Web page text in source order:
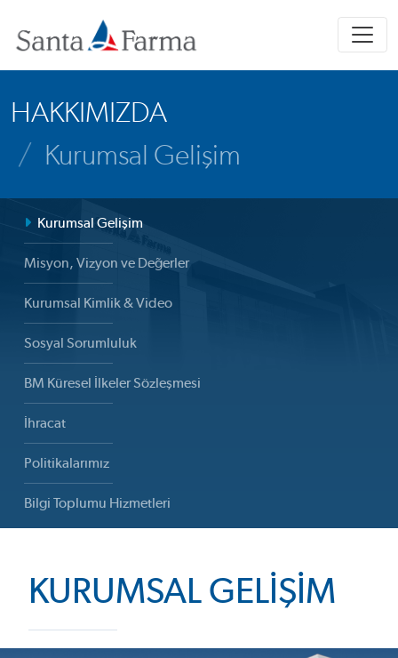
HAKKIMIZDA
Kurumsal Gelişim
Kurumsal Gelişim
Misyon, Vizyon ve Değerler
Kurumsal Kimlik & Video
Sosyal Sorumluluk
BM Küresel İlkeler Sözleşmesi
İhracat
Politikalarımız
Bilgi Toplumu Hizmetleri
KURUMSAL GELIŞIM